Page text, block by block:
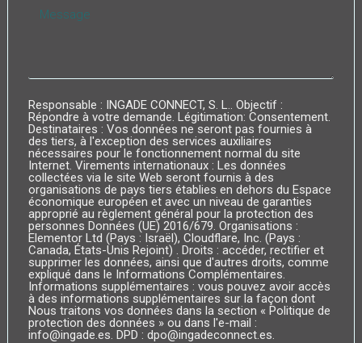
Responsable : INGADE CONNECT, S. L.. Objectif :
Répondre à votre demande. Légitimation: Consentement.
Destinataires : Vos données ne seront pas fournies à
des tiers, à l'exception des services auxiliaires
nécessaires pour le fonctionnement normal du site
Internet. Virements internationaux : Les données
collectées via le site Web seront fournis à des
organisations de pays tiers établies en dehors du Espace
économique européen et avec un niveau de garanties
approprié au règlement général pour la protection des
personnes Données (UE) 2016/679. Organisations :
Elementor Ltd (Pays : Israël), Cloudflare, Inc. (Pays :
Canada, États-Unis Rejoint) . Droits : accéder, rectifier et
supprimer les données, ainsi que d'autres droits, comme
expliqué dans le Informations Complémentaires.
Informations supplémentaires : vous pouvez avoir accès
à des informations supplémentaires sur la façon dont
Nous traitons vos données dans la section « Politique de
protection des données » ou dans l'e-mail :
info@ingade.es. DPD : dpo@ingadeconnect.es.